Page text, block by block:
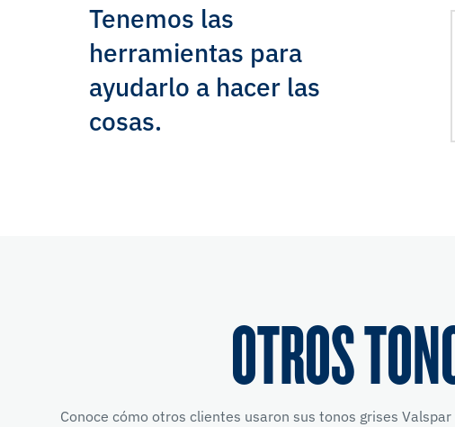
Tenemos las
herramientas para
ayudarlo a hacer las
cosas.
OTROS
Conoce cómo otros clientes usaron sus tonos grises